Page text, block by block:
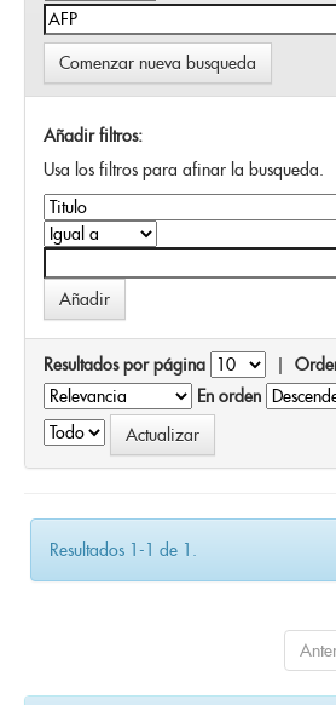
Comenzar nueva busqueda
Añadir filtros:
Usa los filtros para afinar la busqueda.
Resultados por página |
En orden
Resultados 1-1 de 1.